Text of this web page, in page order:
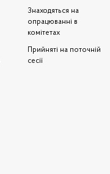
Знаходяться на
опрацюванні в
комітетах
Прийняті на поточній
сесії